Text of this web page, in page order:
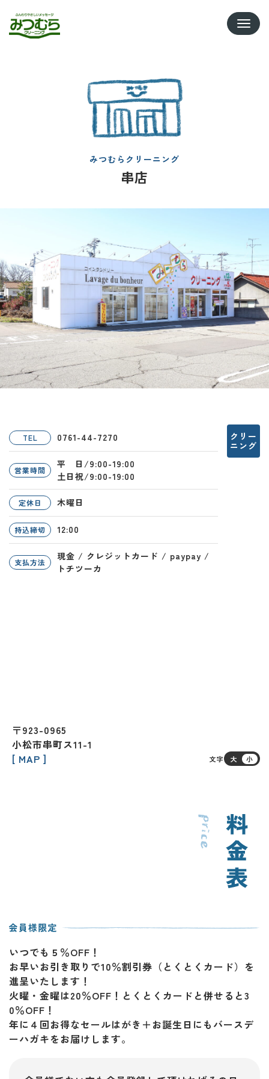
みつむらクリーニング
串店
TEL 0761-44-7270
営業時間
平 日/9:00-19:00
土日祝/9:00-19:00
定休日 木曜日
持込締切 12:00
支払方法
現金 / クレジットカード / paypay /
トチツーカ
クリー
ニング
〒923-0965
小松市串町ス11-1
[ MAP ]
文字 大 小
いつでも５％OFF！
お早いお引き取りで10％割引券（とくとくカード）を
進呈いたします！
火曜・金曜は20％OFF！とくとくカードと併せると3
0％OFF！
年に４回お得なセールはがき＋お誕生日にもバースデ
ーハガキをお届けします。